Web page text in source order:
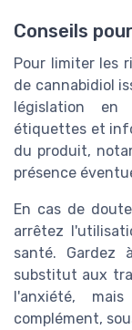
Conseils
Pour limiter les
de cannabidiol
législation
étiquettes et
du produit,
présence
En cas de
arrêtez
santé. Gardez
substitut aux
l'anxiété,
complément,